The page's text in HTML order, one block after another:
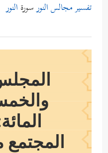
تفسير مجالس النورسورة النور
المجتمع